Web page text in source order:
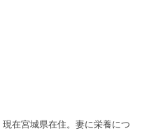
在宮城県在住。妻に栄養につ